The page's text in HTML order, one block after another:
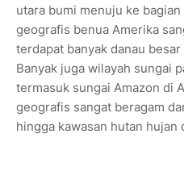
utara bumi menuju ke
geografis benua Amerika
terdapat banyak danau
Banyak juga wilayah sungai
termasuk sungai Amazon di
geografis sangat beragam
hingga kawasan hutan hujan